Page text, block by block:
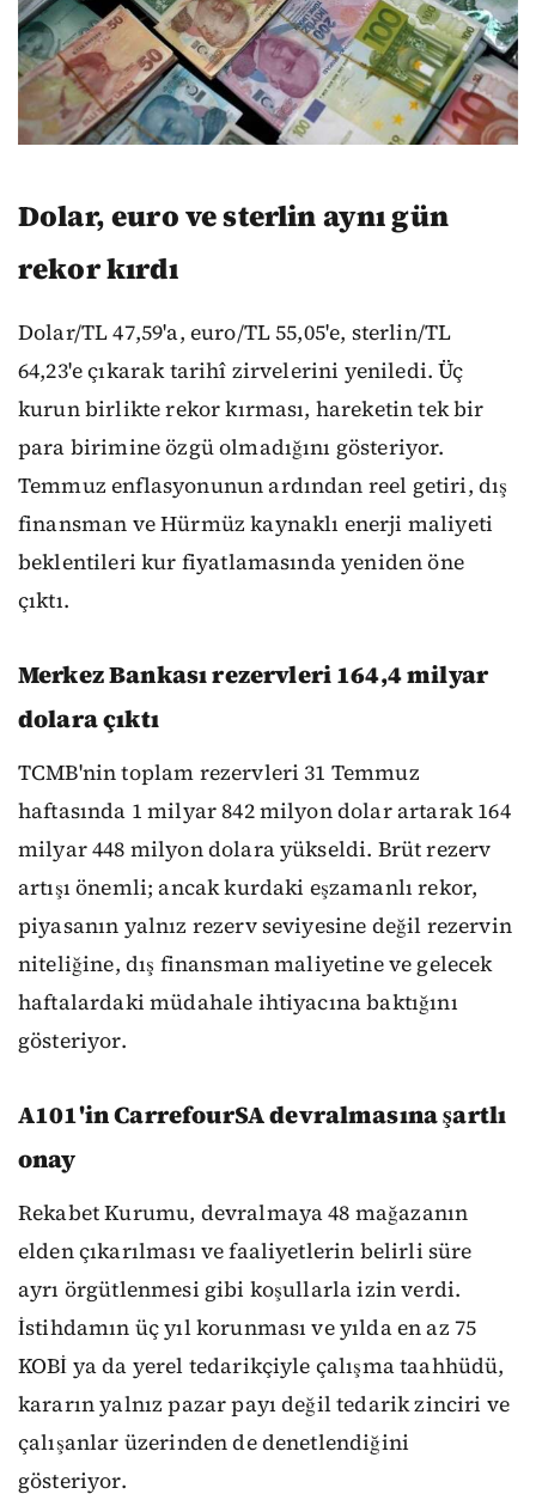
Dolar, euro ve sterlin aynı gün
rekor kırdı
Dolar/TL 47,59'a, euro/TL 55,05'e, sterlin/TL
64,23'e çıkarak tarihî zirvelerini yeniledi. Üç
kurun birlikte rekor kırması, hareketin tek bir
para birimine özgü olmadığını gösteriyor.
Temmuz enflasyonunun ardından reel getiri, dış
finansman ve Hürmüz kaynaklı enerji maliyeti
beklentileri kur fiyatlamasında yeniden öne
çıktı.
Merkez Bankası rezervleri 164,4 milyar
dolara çıktı
TCMB'nin toplam rezervleri 31 Temmuz
haftasında 1 milyar 842 milyon dolar artarak 164
milyar 448 milyon dolara yükseldi. Brüt rezerv
artışı önemli; ancak kurdaki eşzamanlı rekor,
piyasanın yalnız rezerv seviyesine değil rezervin
niteliğine, dış finansman maliyetine ve gelecek
haftalardaki müdahale ihtiyacına baktığını
gösteriyor.
A101'in CarrefourSA devralmasına şartlı
onay
Rekabet Kurumu, devralmaya 48 mağazanın
elden çıkarılması ve faaliyetlerin belirli süre
ayrı örgütlenmesi gibi koşullarla izin verdi.
İstihdamın üç yıl korunması ve yılda en az 75
KOBİ ya da yerel tedarikçiyle çalışma taahhüdü,
kararın yalnız pazar payı değil tedarik zinciri ve
çalışanlar üzerinden de denetlendiğini
gösteriyor.